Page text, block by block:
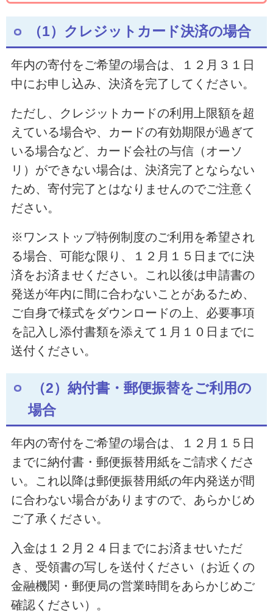
（1）クレジットカード決済の場合
年内の寄付をご希望の場合は、１２月３１日
中にお申し込み、決済を完了してください。
ただし、クレジットカードの利用上限額を超
えている場合や、カードの有効期限が過ぎて
いる場合など、カード会社の与信（オーソ
リ）ができない場合は、決済完了とならない
ため、寄付完了とはなりませんのでご注意く
ださい。
※ワンストップ特例制度のご利用を希望され
る場合、可能な限り、１２月１５日までに決
済をお済ませください。これ以後は申請書の
発送が年内に間に合わないことがあるため、
ご自身で様式をダウンロードの上、必要事項
を記入し添付書類を添えて１月１０日までに
送付ください。
（2）納付書・郵便振替をご利用の
場合
年内の寄付をご希望の場合は、１２月１５日
までに納付書・郵便振替用紙をご請求くださ
い。これ以降は郵便振替用紙の年内発送が間
に合わない場合がありますので、あらかじめ
ご了承ください。
入金は１２月２４日までにお済ませいただ
き、受領書の写しを送付ください（お近くの
金融機関・郵便局の営業時間をあらかじめご
確認ください）。